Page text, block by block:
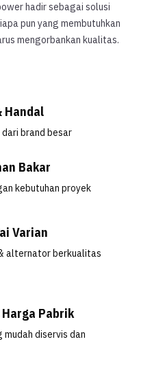
hadir sebagai solusi
pun yang membutuhkan
mengorbankan kualitas.
Handal
brand besar
Bakar
kebutuhan proyek
Varian
alternator berkualitas
Pabrik
mudah diservis dan